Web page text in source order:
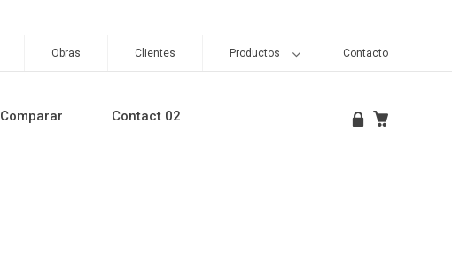
Obras Clientes Productos Contacto
Comparar Contact 02